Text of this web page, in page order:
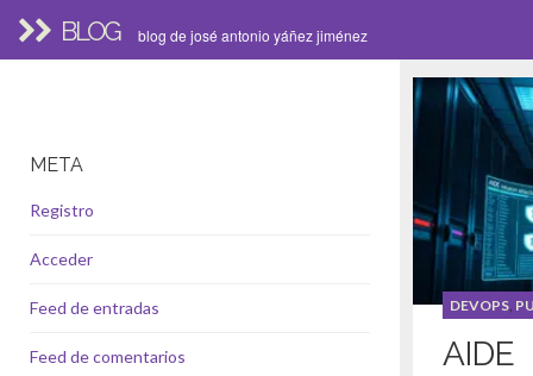
BLOG blog de josé antonio yáñez jiménez
DEVOPS
AIDE
META
Registro
Acceder
Feed de entradas
Feed de comentarios